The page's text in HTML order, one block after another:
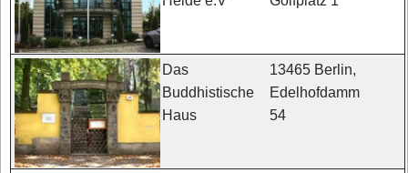
Das
Buddhistische
Haus
13465 Berlin,
Edelhofdamm
54